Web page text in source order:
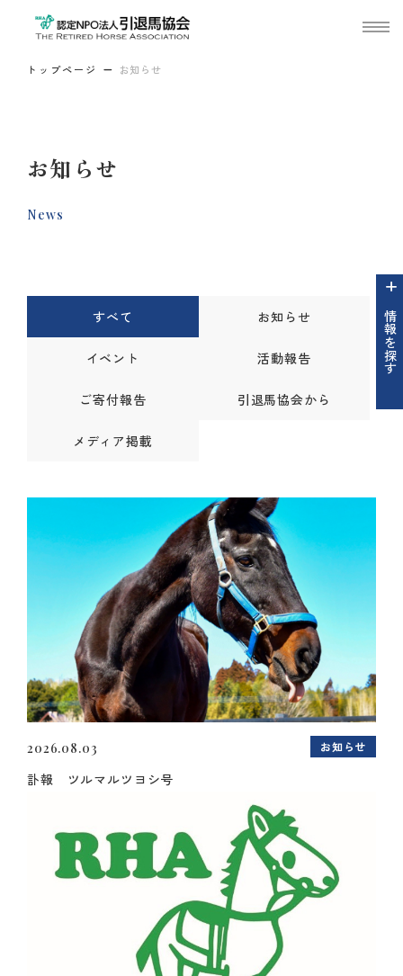
トップページ お知らせ
お知らせ
News
情報を探す
すべて お知らせ
イベント 活動報告
ご寄付報告 引退馬協会から
メディア掲載
2026.08.03 お知らせ
訃報 ツルマルツヨシ号